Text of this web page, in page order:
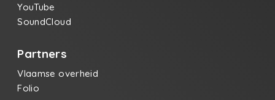
YouTube
SoundCloud
Partners
Vlaamse overheid
Folio